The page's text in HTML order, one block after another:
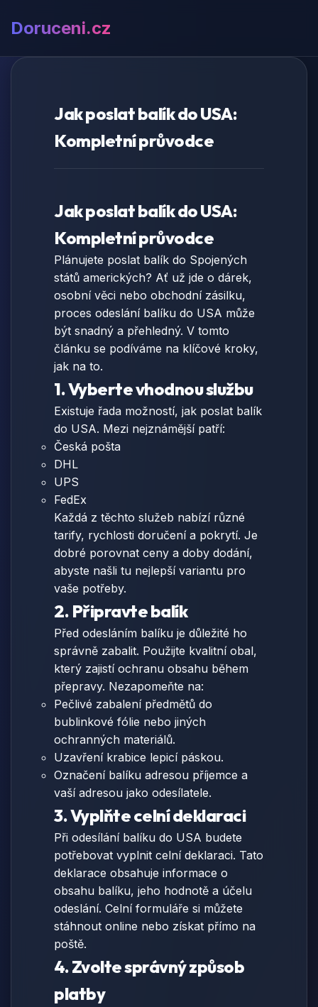
Doruceni.cz
Jak poslat balík do USA:
Kompletní průvodce
Jak poslat balík do USA:
Kompletní průvodce
Plánujete poslat balík do Spojených
států amerických? Ať už jde o dárek,
osobní věci nebo obchodní zásilku,
proces odeslání balíku do USA může
být snadný a přehledný. V tomto
článku se podíváme na klíčové kroky,
jak na to.
1. Vyberte vhodnou službu
Existuje řada možností, jak poslat balík
do USA. Mezi nejznámější patří:
Česká pošta
DHL
UPS
FedEx
Každá z těchto služeb nabízí různé
tarify, rychlosti doručení a pokrytí. Je
dobré porovnat ceny a doby dodání,
abyste našli tu nejlepší variantu pro
vaše potřeby.
2. Připravte balík
Před odesláním balíku je důležité ho
správně zabalit. Použijte kvalitní obal,
který zajistí ochranu obsahu během
přepravy. Nezapomeňte na:
Pečlivé zabalení předmětů do
bublinkové fólie nebo jiných
ochranných materiálů.
Uzavření krabice lepicí páskou.
Označení balíku adresou příjemce a
vaší adresou jako odesílatele.
3. Vyplňte celní deklaraci
Při odesílání balíku do USA budete
potřebovat vyplnit celní deklaraci. Tato
deklarace obsahuje informace o
obsahu balíku, jeho hodnotě a účelu
odeslání. Celní formuláře si můžete
stáhnout online nebo získat přímo na
poště.
4. Zvolte správný způsob
platby